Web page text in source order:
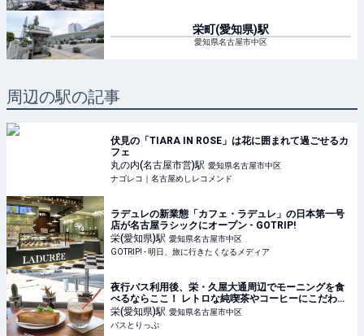
栄町(愛知県)駅
愛知県名古屋市中区
周辺の駅の記事
伏見の「TIARA IN ROSE」は花に囲まれて過ごせるカ
フェ
丸の内(名古屋市営)駅 愛知県名古屋市中区
ナゴレコ｜名古屋めしレコメンド
ラデュレの新業態「カフェ・ラデュレ」の日本第一号
店が名古屋ラシックにオープン - GOTRIP!
栄(愛知県)駅 愛知県名古屋市中区
GOTRIP! - 明日、旅に行きたくなるメディア
夜行バス利用後、栄・久屋大通周辺でモーニングを食
べるならここ！ レトロな純喫茶やコーヒーにこだわっ
たカフェを紹介
栄(愛知県)駅 愛知県名古屋市中区
バスとりっぷ